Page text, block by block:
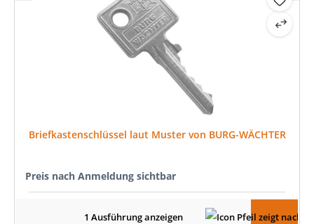
Briefkastenschlüssel laut Muster von BURG-WÄCHTER
Preis nach Anmeldung sichtbar
1 Ausführung anzeigen